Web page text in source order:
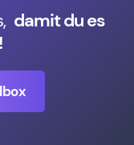
damit du es